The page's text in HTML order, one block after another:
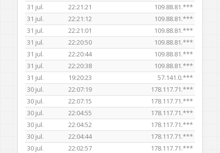
31 jul.
22:21:21
109.88.81.***
31 jul.
22:21:12
109.88.81.***
31 jul.
22:21:01
109.88.81.***
31 jul.
22:20:50
109.88.81.***
31 jul.
22:20:44
109.88.81.***
31 jul.
22:20:38
109.88.81.***
31 jul.
19:20:23
57.141.0.***
30 jul.
22:07:19
178.117.71.***
30 jul.
22:07:15
178.117.71.***
30 jul.
22:04:55
178.117.71.***
30 jul.
22:04:52
178.117.71.***
30 jul.
22:04:44
178.117.71.***
30 jul.
22:02:57
178.117.71.***